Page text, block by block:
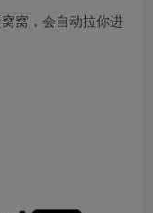
窝，会自动拉你进